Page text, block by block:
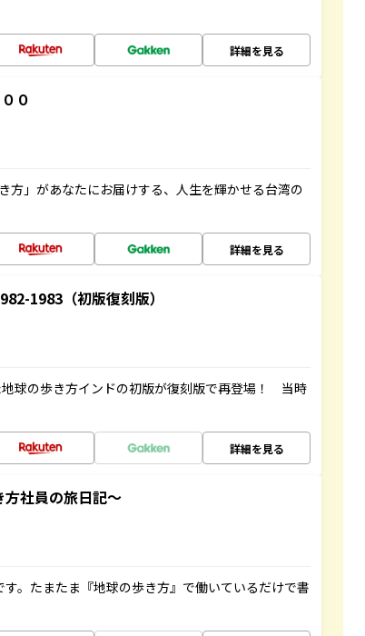
詳細を見る
０
方」があなたにお届けする、人生を輝かせる台湾の
詳細を見る
1983（初版復刻版）
球の歩き方インドの初版が復刻版で再登場！ 当時
詳細を見る
社員の旅日記～
。たまたま『地球の歩き方』で働いているだけで書